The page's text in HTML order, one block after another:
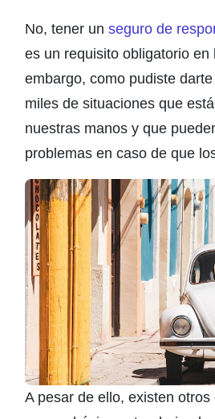
No, tener un seguro de
es un requisito obligatorio en
embargo, como pudiste
miles de situaciones que
nuestras manos y que
problemas en caso de que
A pesar de ello, existen otros